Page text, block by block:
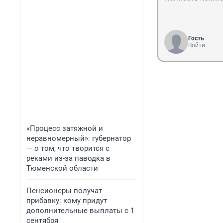
«Процесс затяжной и
неравномерный»: губернатор
— о том, что творится с
реками из-за паводка в
Тюменской области
Пенсионеры получат
прибавку: кому придут
дополнительные выплаты с 1
сентября
Гость
Войти